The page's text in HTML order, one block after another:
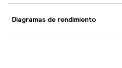
Diagramas de rendimiento